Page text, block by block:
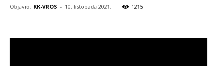
Objavio: KK-VROS - 10. listopada 2021. 1215